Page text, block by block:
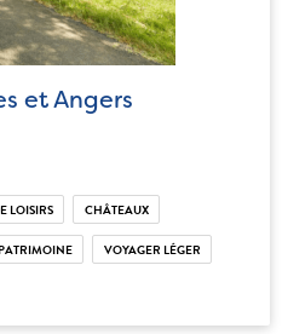
et Angers
LOISIRS CHÂTEAUX
VOYAGER LÉGER